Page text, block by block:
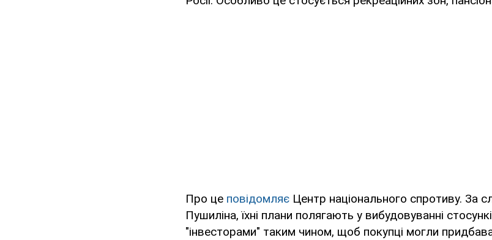
Про це повідомляє Центр національного спротиву. За
Пушиліна, їхні плани полягають у вибудовуванні
"інвесторами" таким чином, щоб покупці могли